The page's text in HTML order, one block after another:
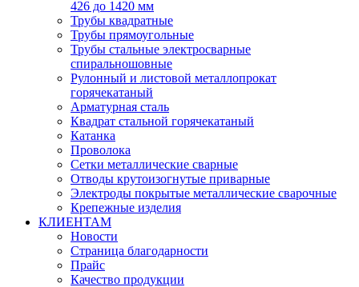
426 до 1420 мм
Трубы квадратные
Трубы прямоугольные
Трубы стальные электросварные
спиральношовные
Рулонный и листовой металлопрокат
горячекатаный
Арматурная сталь
Квадрат стальной горячекатаный
Катанка
Проволока
Сетки металлические сварные
Отводы крутоизогнутые приварные
Электроды покрытые металлические сварочные
Крепежные изделия
КЛИЕНТАМ
Новости
Страница благодарности
Прайс
Качество продукции